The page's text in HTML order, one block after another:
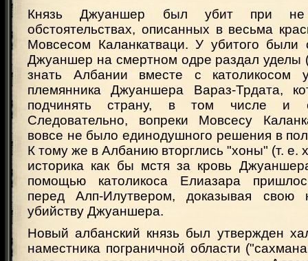
Князь Джуаншер был убит при не
обстоятельствах, описанных в весьма
Мовсесом Каланкатваци. У убитого были
Джуаншер на смертном одре раздал уделы
знать Албании вместе с католикосом
племянника Джуаншера Вараз-Трдата,
подчинять страну, в том числе и
Следовательно, вопреки Мовсесу
вовсе не было единодушного решения в
К тому же в Албанию вторглись "хоны" (т. е.
историка как бы мстя за кровь
помощью католикоса Елиазара
перед Алп-Илутвером, доказывая свою
убийству Джуаншера.
Новый албанский князь был утвержден
наместника пограничной области